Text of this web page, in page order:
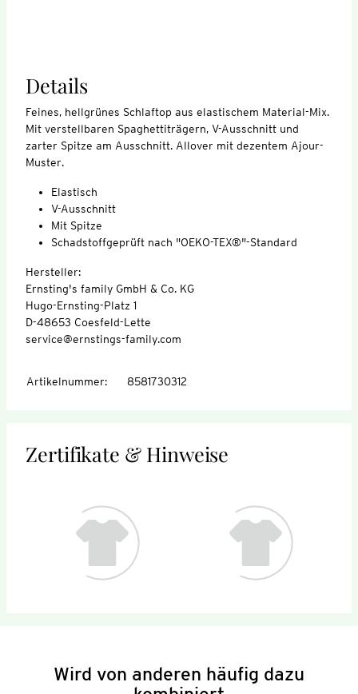
Details
Feines, hellgrünes Schlaftop aus elastischem Material-Mix.
Mit verstellbaren Spaghettiträgern, V-Ausschnitt und
zarter Spitze am Ausschnitt. Allover mit dezentem Ajour-
Muster.
Elastisch
V-Ausschnitt
Mit Spitze
Schadstoffgeprüft nach "OEKO-TEX®"-Standard
Hersteller:
Ernsting's family GmbH & Co. KG
Hugo-Ernsting-Platz 1
D-48653 Coesfeld-Lette
service@ernstings-family.com
Artikelnummer: 8581730312
Zertifikate & Hinweise
Wird von anderen häufig dazu